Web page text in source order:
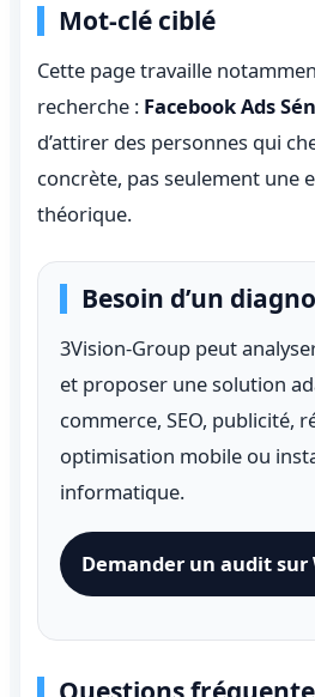
Mot-clé ciblé
Cette page travaille
recherche : Facebook Ads
d’attirer des personnes qui
concrète, pas seulement une
théorique.
Besoin d’un
3Vision-Group peut
et proposer une solution
commerce, SEO, publicité,
optimisation mobile ou
informatique.
Demander un audit sur